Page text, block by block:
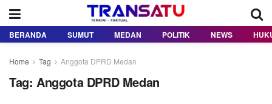
BERANDA SUMUT MEDAN POLITIK NEWS
Home Tag Anggota DPRD Medan
Tag: Anggota DPRD Medan